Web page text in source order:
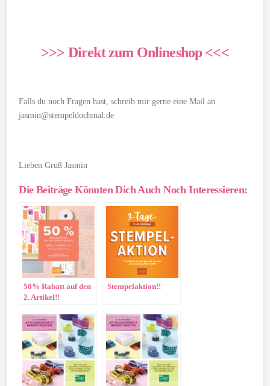
>>> Direkt zum Onlineshop <<<
Falls du noch Fragen hast, schreib mir gerne eine Mail an
jasmin@stempeldochmal.de
Lieben Gruß Jasmin
Die Beiträge Könnten Dich Auch Noch Interessieren:
50% Rabatt auf den
2. Artikel!!
Stempelaktion!!